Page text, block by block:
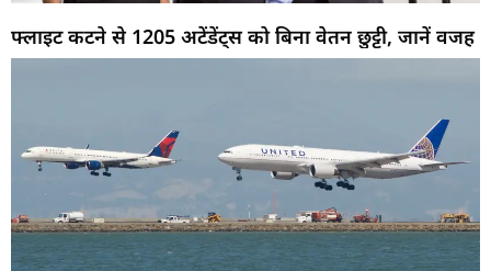
फ्लाइट कटने से 1205 अटेंडेंट्स को बिना वेतन छुट्टी, जानें वजह